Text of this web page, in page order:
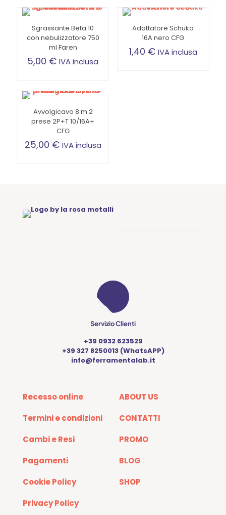
Sgrassante Beta 10
con nebulizzatore 750
ml Faren
5,00 € IVA inclusa
Adattatore Schuko
16A nero CFG
1,40 € IVA inclusa
Avvolgicavo 8 m 2
prese 2P+T 10/16A+
CFG
25,00 € IVA inclusa
Servizio Clienti
+39 0932 623529
+39 327 8250013 (WhatsAPP)
info@ferramentalab.it
Recesso online
Termini e condizioni
Cambi e Resi
Pagamenti
Cookie Policy
Privacy Policy
ABOUT US
CONTATTI
PROMO
BLOG
SHOP